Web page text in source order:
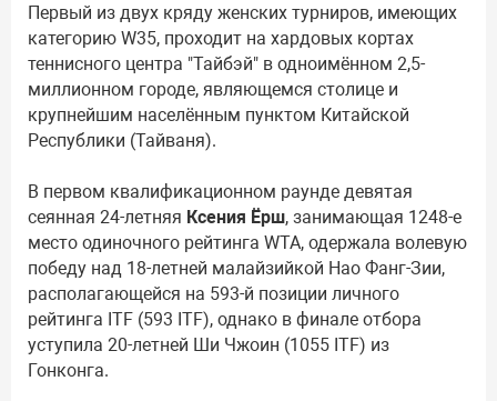
Первый из двух кряду женских турниров, имеющих
категорию W35, проходит на хардовых кортах
теннисного центра "Тайбэй" в одноимённом 2,5-
миллионном городе, являющемся столице и
крупнейшим населённым пунктом Китайской
Республики (Тайваня).
В первом квалификационном раунде девятая
сеянная 24-летняя Ксения Ёрш, занимающая 1248-е
место одиночного рейтинга WTA, одержала волевую
победу над 18-летней малайзийкой Нао Фанг-Зии,
располагающейся на 593-й позиции личного
рейтинга ITF (593 ITF), однако в финале отбора
уступила 20-летней Ши Чжоин (1055 ITF) из
Гонконга.